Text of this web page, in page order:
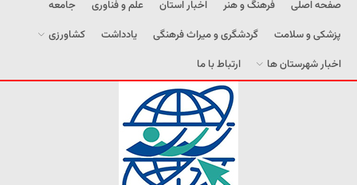
صفحه اصلی فرهنگ و هنر اخبار استان علم و فناوری
جامعه
پزشکی و سلامت
گردشگری و میراث فرهنگی یادداشت
کشاورزی
اخبار شهرستان ها
ارتباط با ما